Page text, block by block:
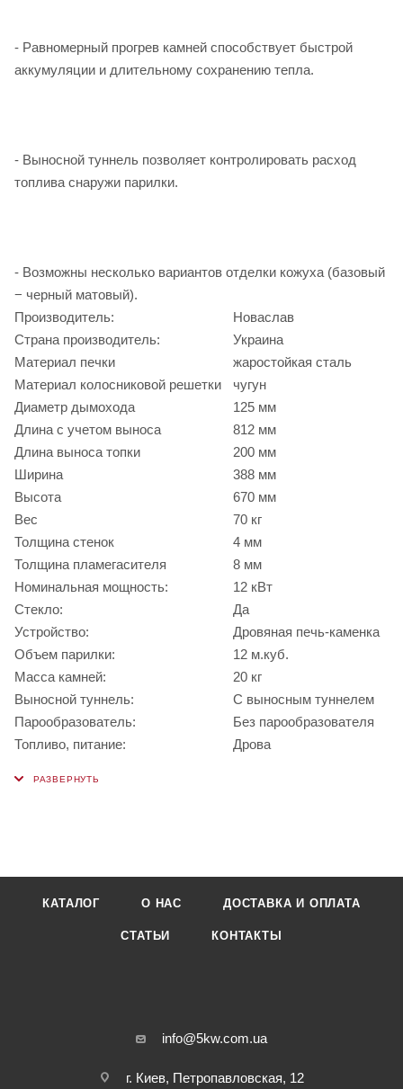
- Равномерный прогрев камней способствует быстрой
аккумуляции и длительному сохранению тепла.
- Выносной туннель позволяет контролировать расход
топлива снаружи парилки.
- Возможны несколько вариантов отделки кожуха (базовый
− черный матовый).
Производитель:
Новаслав
Страна производитель:
Украина
Материал печки
жаростойкая сталь
Материал колосниковой решетки
чугун
Диаметр дымохода
125 мм
Длина с учетом выноса
812 мм
Длина выноса топки
200 мм
Ширина
388 мм
Высота
670 мм
Вес
70 кг
Толщина стенок
4 мм
Толщина пламегасителя
8 мм
Номинальная мощность:
12 кВт
Стекло:
Да
Устройство:
Дровяная печь-каменка
Объем парилки:
12 м.куб.
Масса камней:
20 кг
Выносной туннель:
С выносным туннелем
Парообразователь:
Без парообразователя
Топливо, питание:
Дрова
КАТАЛОГ О НАС ДОСТАВКА И ОПЛАТА
СТАТЬИ КОНТАКТЫ
info@5kw.com.ua
г. Киев, Петропавловская, 12